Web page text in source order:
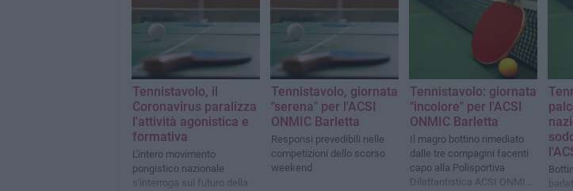
Tennistavolo, il
Coronavirus paralizza
l'attività agonistica e
formativa
L'intero movimento
pongistico nazionale
s'interroga sul futuro della
Tennistavolo, giornata
"serena" per l'ACSI
ONMIC Barletta
Responsi prevedibili nelle
competizioni dello scorso
weekend
Tennistavolo: giornata
"incolore" per l'ACSI
ONMIC Barletta
Il magro bottino rimediato
dalle tre compagini facenti
capo alla Polisportiva
Dilettantistica ACSI ONMIC